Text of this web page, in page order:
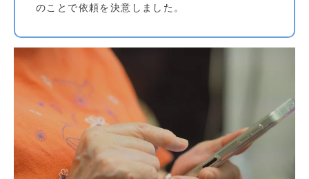
のことで依頼を決意しました。